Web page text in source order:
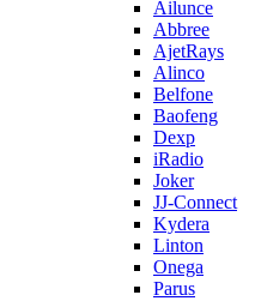
Ailunce
Abbree
AjetRays
Alinco
Belfone
Baofeng
Dexp
iRadio
Joker
JJ-Connect
Kydera
Linton
Onega
Parus